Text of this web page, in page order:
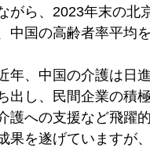
がら、2023年末の北
中国の高齢者率平均
年、中国の介護は日
出し、民間企業の積
護への支援など飛躍
果を遂げていますが